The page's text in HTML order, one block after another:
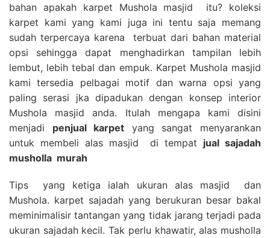
bahan apakah karpet Mushola masjid itu? koleksi
karpet kami yang kami juga ini tentu saja memang
sudah terpercaya karena terbuat dari bahan material
opsi sehingga dapat menghadirkan tampilan lebih
lembut, lebih tebal dan empuk. Karpet Mushola masjid
kami tersedia pelbagai motif dan warna opsi yang
paling serasi jka dipadukan dengan konsep interior
Mushola masjid anda. Itulah mengapa kami disini
menjadi penjual karpet yang sangat menyarankan
untuk membeli alas masjid di tempat jual sajadah
musholla murah
Tips yang ketiga ialah ukuran alas masjid dan
Mushola. karpet sajadah yang berukuran besar bakal
meminimalisir tantangan yang tidak jarang terjadi pada
ukuran sajadah kecil. Tak perlu khawatir, alas musholla